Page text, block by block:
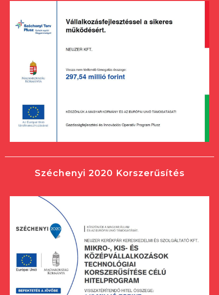
Széchenyi 2020 Korszerűsítés